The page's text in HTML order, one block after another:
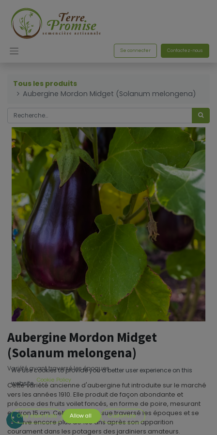
Se connecter Contactez-nous
Tous les produits
Aubergine Mordon Midget (Solanum melongena)
Aubergine Mordon Midget
(Solanum melongena)
Variété ayant traversé les époques.
Cette variété ancienne d'aubergine fut introduite sur le marché
vers les années 1910. Elle produit de façon abondante et
précoce des fruits voilet foncés, en forme de poire, mesurant
environ 15 cm. Cette variété a sue traversé les époques et se
retouve encore plus de 100 ans après son apparition
courament dans les potagers des jardiniers amateurs.
We use cookies to provide you a better user experience on this
website. Cookie Policy
Only essentials Allow all Customize